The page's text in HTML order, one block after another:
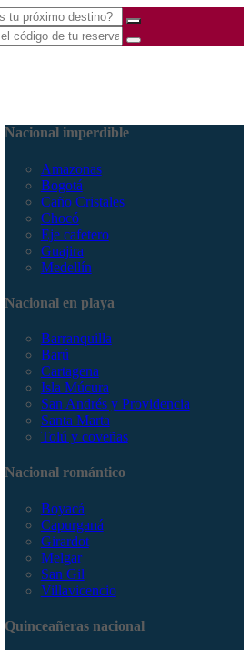
Nacional imperdible
Amazonas
Bogotá
Caño Cristales
Chocó
Eje cafetero
Guajira
Medellín
Nacional en playa
Barranquilla
Barú
Cartagena
Isla Múcura
San Andrés y Providencia
Santa Marta
Tolú y coveñas
Nacional romántico
Boyacá
Capurganá
Girardot
Melgar
San Gil
Villavicencio
Quinceañeras nacional